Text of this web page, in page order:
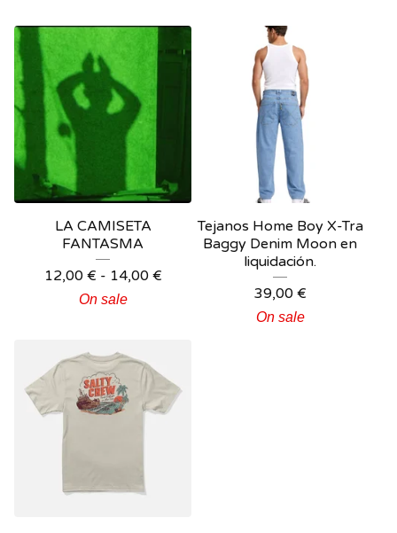
LA CAMISETA
FANTASMA
12,00 € - 14,00 €
On sale
Tejanos Home Boy X-Tra
Baggy Denim Moon en
liquidación.
39,00 €
On sale